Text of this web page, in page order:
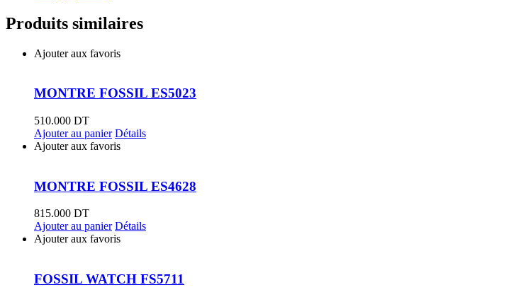
Produits similaires
Ajouter aux favoris
MONTRE FOSSIL ES5023
510.000 DT
Ajouter au panier Détails
Ajouter aux favoris
MONTRE FOSSIL ES4628
815.000 DT
Ajouter au panier Détails
Ajouter aux favoris
FOSSIL WATCH FS5711